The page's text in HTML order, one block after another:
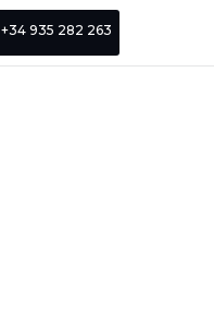
+34 935 282 263